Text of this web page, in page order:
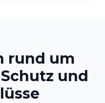
rund um
und